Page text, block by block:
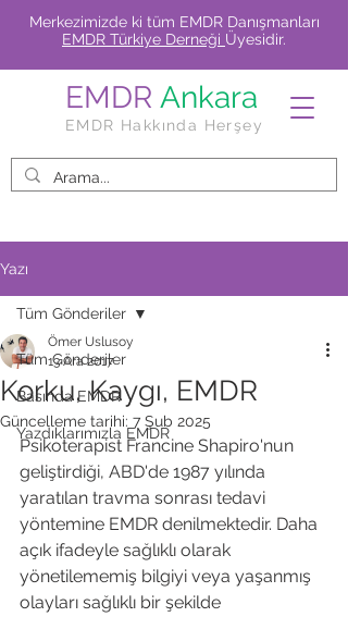
EMDR Ankara
EMDR Hakkında Herşey
Merkezimizde ki tüm EMDR Danışmanları
EMDR Türkiye Derneği Üyesidir.
Yazı
Tüm Gönderiler
Basında EMDR
Yazdıklarımızla EMDR
Tüm Gönderiler
Korku, Kaygı, EMDR
Ömer Uslusoy
13 Ara 2017
Güncelleme tarihi: 7 Şub 2025
Psikoterapist Francine Shapiro'nun
geliştirdiği, ABD'de 1987 yılında
yaratılan travma sonrası tedavi
yöntemine EMDR denilmektedir. Daha
açık ifadeyle sağlıklı olarak
yönetilememiş bilgiyi veya yaşanmış
olayları sağlıklı bir şekilde